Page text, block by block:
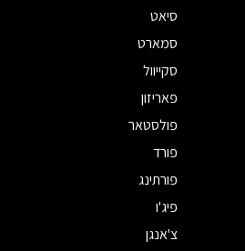
סיאט
סמארט
סקייוול
פאריזון
פולסטאר
פורד
פורתינג
פיג'ו
צ'אנגן